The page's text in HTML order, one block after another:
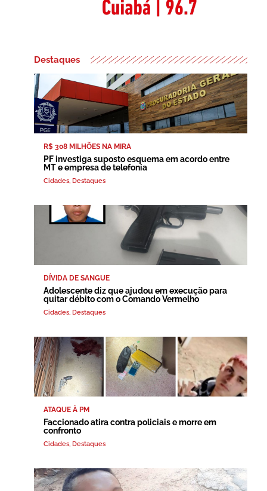
Destaques
R$ 308 MILHÕES NA MIRA
PF investiga suposto esquema em acordo entre
MT e empresa de telefonia
Cidades Destaques
DÍVIDA DE SANGUE
Adolescente diz que ajudou em execução para
quitar débito com o Comando Vermelho
Cidades Destaques
ATAQUE À PM
Faccionado atira contra policiais e morre em
confronto
Cidades Destaques